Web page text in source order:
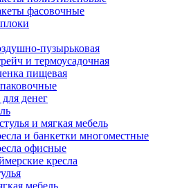
фасовочные
пузырьковая
и термоусадочная
пищевая
денег
и мягкая мебель
и банкетки многоместные
офисные
кресла
мебель